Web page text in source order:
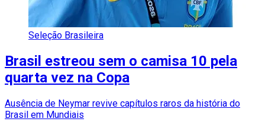
Seleção Brasileira
Brasil estreou sem o camisa 10 pela
quarta vez na Copa
Ausência de Neymar revive capítulos raros da história do
Brasil em Mundiais